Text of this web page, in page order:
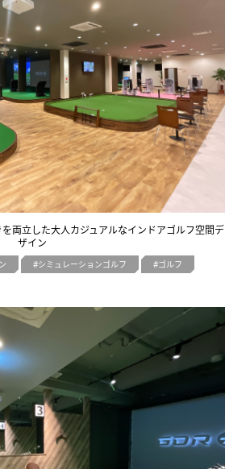
両立した大人カジュアルなインドアゴルフ空間デ
ザイン
シミュレーションゴルフ ゴルフ